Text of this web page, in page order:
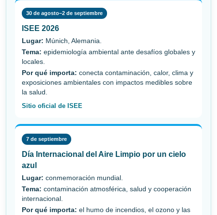
30 de agosto–2 de septiembre
ISEE 2026
Lugar: Múnich, Alemania.
Tema: epidemiología ambiental ante desafíos globales y
locales.
Por qué importa: conecta contaminación, calor, clima y
exposiciones ambientales con impactos medibles sobre
la salud.
Sitio oficial de ISEE
7 de septiembre
Día Internacional del Aire Limpio por un cielo
azul
Lugar: conmemoración mundial.
Tema: contaminación atmosférica, salud y cooperación
internacional.
Por qué importa: el humo de incendios, el ozono y las